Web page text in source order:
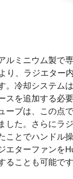
ルミニウム製で
り、ラジエター
。冷却システム
スを追加する必
ーブは、この点
した。さらにラ
ことでハンドル
エターファンを
ることも可能です